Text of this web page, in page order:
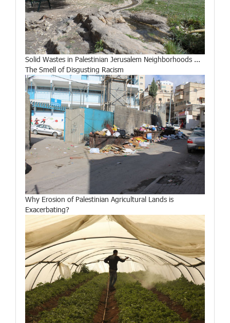
Solid Wastes in Palestinian Jerusalem Neighborhoods ...
The Smell of Disgusting Racism
Why Erosion of Palestinian Agricultural Lands is
Exacerbating?